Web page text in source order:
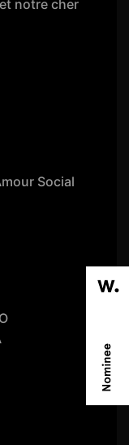
notre cher
Social